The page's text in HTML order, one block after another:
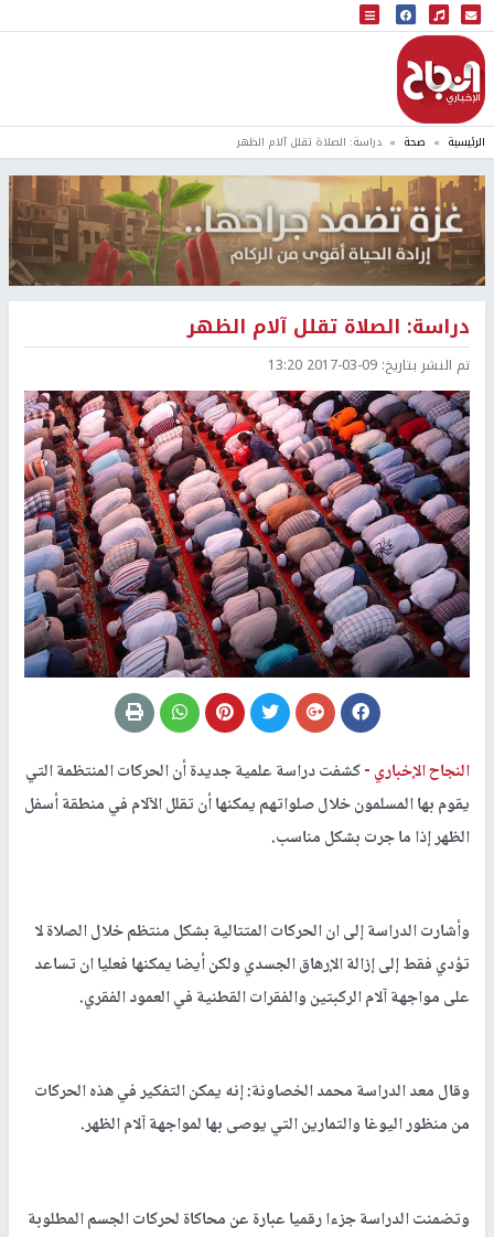
البث المباشر
إذاعة النجاح
الرئيسية صحة دراسة: الصلاة تقلل آلام الظهر
دراسة: الصلاة تقلل آلام الظهر
تم النشر بتاريخ: 2017-03-09 13:20
النجاح الإخباري -كشفت دراسة علمية جديدة أن الحركات المنتظمة التي
يقوم بها المسلمون خلال صلواتهم يمكنها أن تقلل الآلام في منطقة أسفل
الظهر إذا ما جرت بشكل مناسب.
وأشارت الدراسة إلى ان الحركات المتتالية بشكل منتظم خلال الصلاة لا
تؤدي فقط إلى إزالة الإرهاق الجسدي ولكن أيضا يمكنها فعليا ان تساعد
على مواجهة آلام الركبتين والفقرات القطنية في العمود الفقري.
وقال معد الدراسة محمد الخصاونة: إنه يمكن التفكير في هذه الحركات
من منظور اليوغا والتمارين التي يوصى بها لمواجهة آلام الظهر.
وتضمنت الدراسة جزءا رقميا عبارة عن محاكاة لحركات الجسم المطلوبة